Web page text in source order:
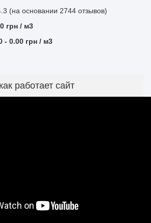
(на основании 2744 отзывов)
грн / м3
- 0.00 грн / м3
работает сайт